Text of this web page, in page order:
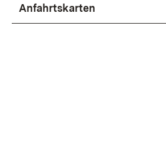
Anfahrtskarten